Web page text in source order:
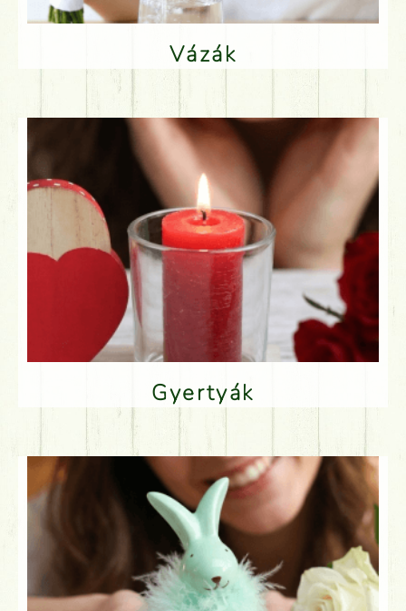
Vázák
Gyertyák